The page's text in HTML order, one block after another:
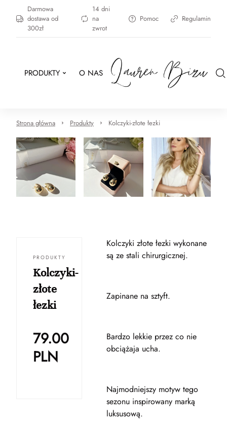
Darmowa
dostawa od
300zł
14 dni
na
zwrot
Pomoc Regulamin
PRODUKTY O NAS
Strona główna Produkty Kolczyki-złote łezki
PRODUKTY
Kolczyki-
złote
łezki
79.00
PLN
Kolczyki złote łezki wykonane
są ze stali chirurgicznej.
Zapinane na sztyft.
Bardzo lekkie przez co nie
obciążaja ucha.
Najmodniejszy motyw tego
sezonu inspirowany marką
luksusową.